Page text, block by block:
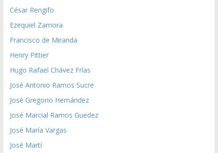
César Rengifo
Ezequiel Zamora
Francisco de Miranda
Henry Pittier
Hugo Rafael Chávez Frías
José Antonio Ramos Sucre
José Gregorio Hernández
José Marcial Ramos Guedez
José María Vargas
José Martí